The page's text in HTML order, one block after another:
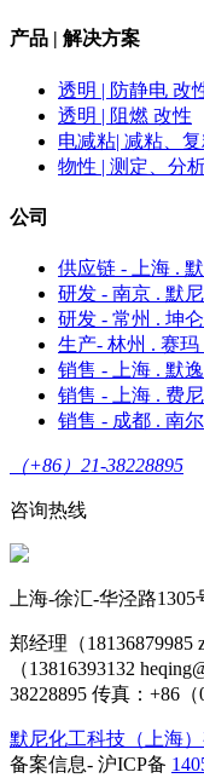
产品 | 解决方案
透明 | 防静电 改
透明 | 阻燃 改性
电减粘| 减粘、
物性 | 测定、分
公司
供应链 - 上海 .
研发 - 南京 . 默
研发 - 常州 . 坤
生产- 林州 . 赛玛
销售 - 上海 . 默
销售 - 上海 . 费尼
销售 - 成都 . 南
（+86）21-38228895
咨询热线
上海-徐汇-华泾路
郑经理（18136879985
（13816393132
38228895 传真：+86（
默尼化工科技（上海
备案信息- 沪ICP备